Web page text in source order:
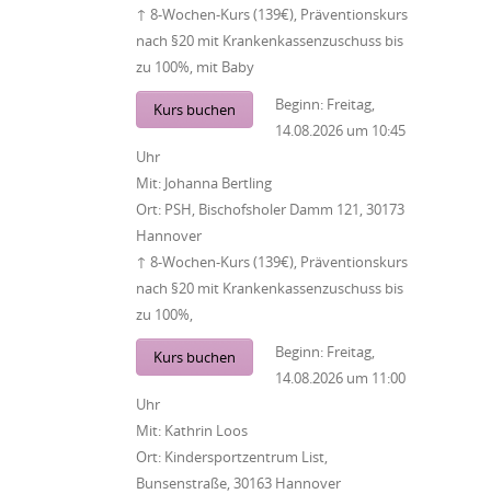
↑ 8-Wochen-Kurs (139€), Präventionskurs
nach §20 mit Krankenkassenzuschuss bis
zu 100%, mit Baby
Kurs buchen Beginn: Freitag,
14.08.2026 um 10:45
Uhr
Mit: Johanna Bertling
Ort: PSH, Bischofsholer Damm 121, 30173
Hannover
↑ 8-Wochen-Kurs (139€), Präventionskurs
nach §20 mit Krankenkassenzuschuss bis
zu 100%,
Kurs buchen Beginn: Freitag,
14.08.2026 um 11:00
Uhr
Mit: Kathrin Loos
Ort: Kindersportzentrum List,
Bunsenstraße, 30163 Hannover